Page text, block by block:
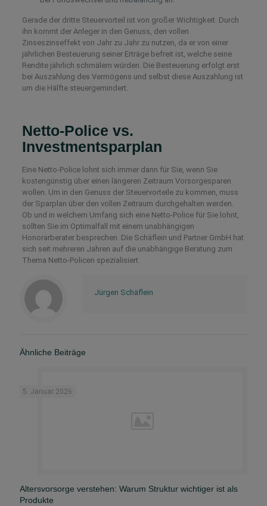
Gerade der dritte Steuervorteil ist von großer Wichtigkeit. Durch
ihn kommt der Anleger in den Genuss, den vollen
Zinseszinseffekt von Jahr zu Jahr zu nutzen, da er von einer
jährlichen Besteuerung seiner Erträge befreit ist, welche seine
Rendite jährlich schmälern würden. Die Besteuerung erfolgt erst
bei Auszahlung des Vermögens und selbst diese Auszahlung ist
um die Hälfte steuergemindert.
Netto-Police vs.
Investmentsparplan
Eine Netto-Police lohnt sich immer dann für Sie, wenn Sie
kostengünstig über einen längeren Zeitraum Vorsorgesparen
wollen. Um in den Genuss der Steuervorteile zu kommen, muss
der Sparplan über den vollen Zeitraum durchgehalten werden.
Ob und in welchem Umfang sich eine Netto-Police für Sie lohnt,
sollten Sie im Optimalfall mit einem unabhängigen
Honorarberater besprechen. Die Schäflein und Partner GmbH hat
sich seit mehreren Jahren auf die unabhängige Beratung zum
Thema Netto-Policen spezialisiert.
Jürgen Schäflein
Ähnliche Beiträge
5. Januar 2026
Altersvorsorge verstehen: Warum Struktur wichtiger ist als
Produkte